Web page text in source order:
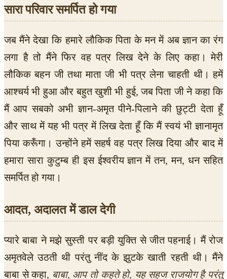
सारा परिवार समर्पित हो गया
जब मैंने देखा कि हमारे लौकिक पिता के मन में अब ज्ञान का रंग
लगा है तो मैंने फिर वह पत्र लिख देने के लिए कहा। मेरी
लौकिक बहन जी तथा माता जी भी पत्र लेना चाहती थी। हमें
आश्चर्य भी हुआ और बहुत खुशी भी हुई, जब पिता जी ने कहा कि
मैं आप सबको अभी ज्ञान-अमृत पीने-पिलाने की छुट्टी देता हूँ
और साथ में यह भी पत्र में लिख देता हूँ कि मैं स्वयं भी ज्ञानामृत
पिया करूँगा। उन्होंने हमें सहर्ष वह पत्र लिख दिया और बाद में
हमारा सारा कुटुम्ब ही इस ईश्वरीय ज्ञान में तन, मन, धन सहित
समर्पित हो गया।
आदत, अदालत में डाल देगी
प्यारे बाबा ने मझे सुस्ती पर बड़ी युक्ति से जीत पहनाई। मैं रोज
अमृतवेले उठती थी परंतु नींद के झुटके खाती रहती थी। मैंने
बाबा से कहा, बाबा, आप तो कहते हो, यह सहज राजयोग है परंतु